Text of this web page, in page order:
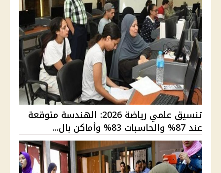
تنسيق علمي رياضة 2026: الهندسة متوقعة
عند 87% والحاسبات 83% وأماكن بال...